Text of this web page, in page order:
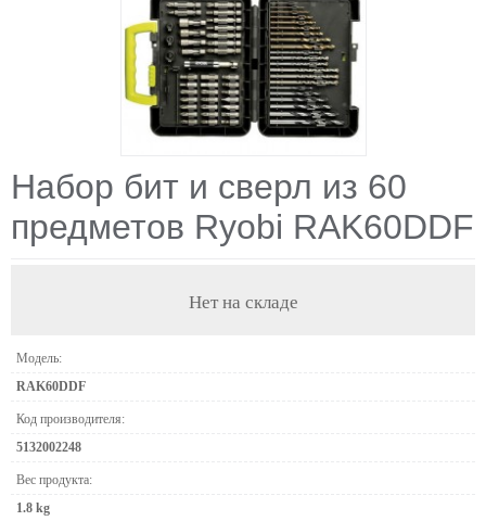
Набор бит и сверл из 60
предметов Ryobi RAK60DDF
Нет на складе
Модель:
RAK60DDF
Код производителя:
5132002248
Вес продукта:
1.8 kg